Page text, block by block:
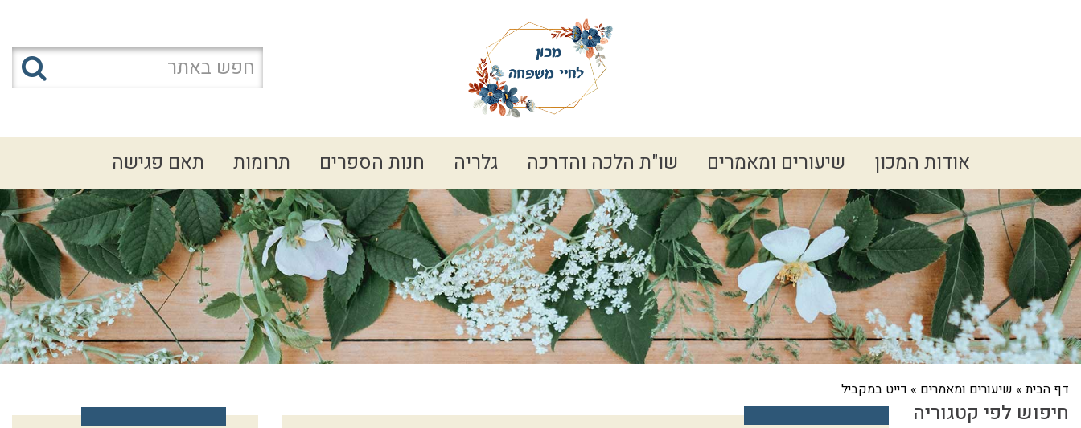
אודות המכון שיעורים ומאמרים שו"ת הלכה והדרכה גלריה חנות הספרים תרומות תאם פגישה
דף הבית» שיעורים ומאמרים » דייט במקביל
חיפוש לפי קטגוריה